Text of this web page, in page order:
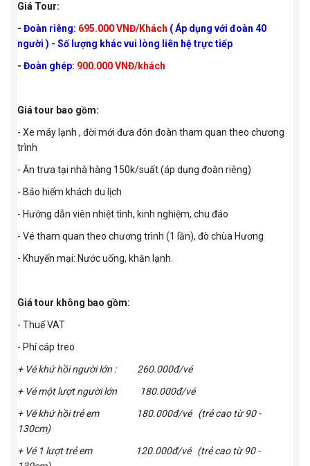
Giá Tour:
- Đoàn riêng: 695.000 VNĐ/Khách ( Áp dụng với đoàn 40
người ) - Số lượng khác vui lòng liên hệ trực tiếp
- Đoàn ghép: 900.000 VNĐ/khách
Giá tour bao gồm:
- Xe máy lạnh , đời mới đưa đón đoàn tham quan theo chương
trình
- Ăn trưa tại nhà hàng 150k/suất (áp dụng đoàn riêng)
- Bảo hiểm khách du lịch
- Hướng dẫn viên nhiệt tình, kinh nghiệm, chu đáo
- Vé tham quan theo chương trình (1 lần), đò chùa Hương
- Khuyến mại: Nước uống, khăn lạnh.
Giá tour không bao gồm:
- Thuế VAT
- Phí cáp treo
+ Vé khứ hồi người lớn : 260.000đ/vé
+ Vé một lượt người lớn 180.000đ/vé
+ Vé khứ hồi trẻ em 180.000đ/vé (trẻ cao từ 90 -
130cm)
+ Vé 1 lượt trẻ em 120.000đ/vé (trẻ cao từ 90 -